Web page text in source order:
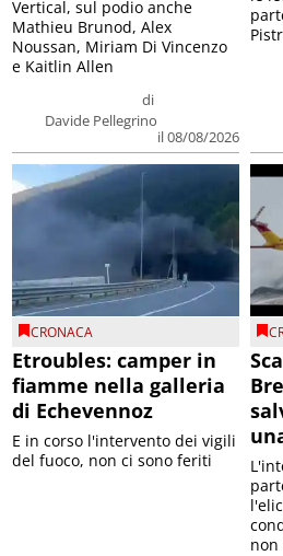
di
Davide Pellegrino
il 08/08/2026
Vertical, sul podio anche
Mathieu Brunod, Alex
Noussan, Miriam Di Vincenzo
e Kaitlin Allen
CRONACA
Etroubles: camper in
fiamme nella galleria
di Echevennoz
E in corso l'intervento dei vigili
del fuoco, non ci sono feriti